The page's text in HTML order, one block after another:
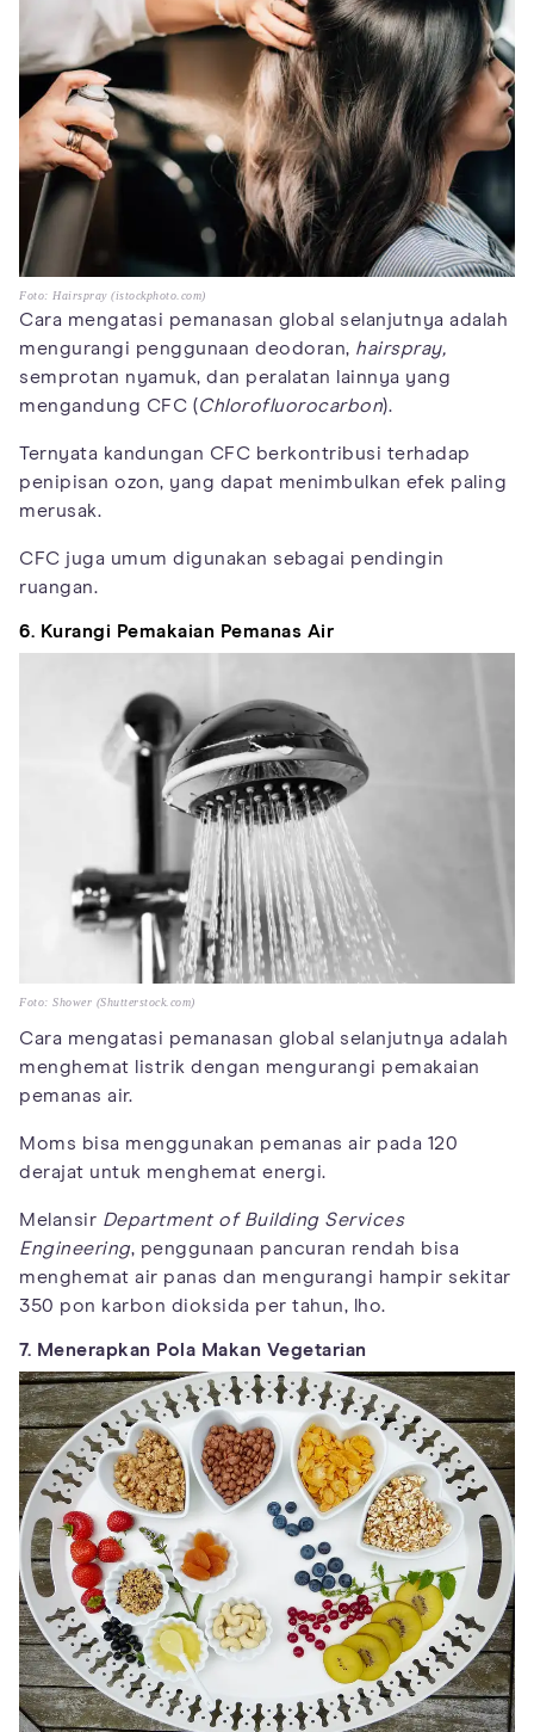
Foto: Hairspray (istockphoto.com)
Cara mengatasi pemanasan global selanjutnya adalah
mengurangi penggunaan deodoran, hairspray,
semprotan nyamuk, dan peralatan lainnya yang
mengandung CFC (Chlorofluorocarbon).
Ternyata kandungan CFC berkontribusi terhadap
penipisan ozon, yang dapat menimbulkan efek paling
merusak.
CFC juga umum digunakan sebagai pendingin
ruangan.
6. Kurangi Pemakaian Pemanas Air
Foto: Shower (Shutterstock.com)
Cara mengatasi pemanasan global selanjutnya adalah
menghemat listrik dengan mengurangi pemakaian
pemanas air.
Moms bisa menggunakan pemanas air pada 120
derajat untuk menghemat energi.
Melansir Department of Building Services
Engineering, penggunaan pancuran rendah bisa
menghemat air panas dan mengurangi hampir sekitar
350 pon karbon dioksida per tahun, lho.
7. Menerapkan Pola Makan Vegetarian